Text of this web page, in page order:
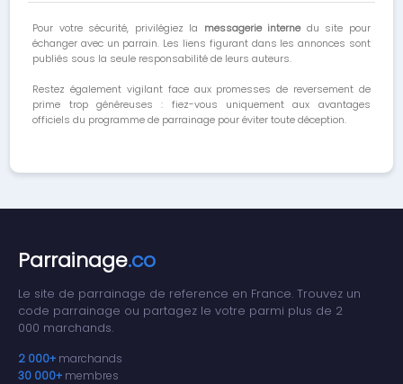
Pour votre sécurité, privilégiez la messagerie internedu site pour
échanger avec un parrain. Les liens figurant dans les annonces sont
publiés sous la seule responsabilité de leurs auteurs.
Restez également vigilant face aux promesses de reversement de
prime trop généreuses : fiez-vous uniquement aux avantages
officiels du programme de parrainage pour éviter toute déception.
Parrainage.co
Le site de parrainage de reference en France. Trouvez un
code parrainage ou partagez le votre parmi plus de 2
000 marchands.
2 000+ marchands
30 000+ membres